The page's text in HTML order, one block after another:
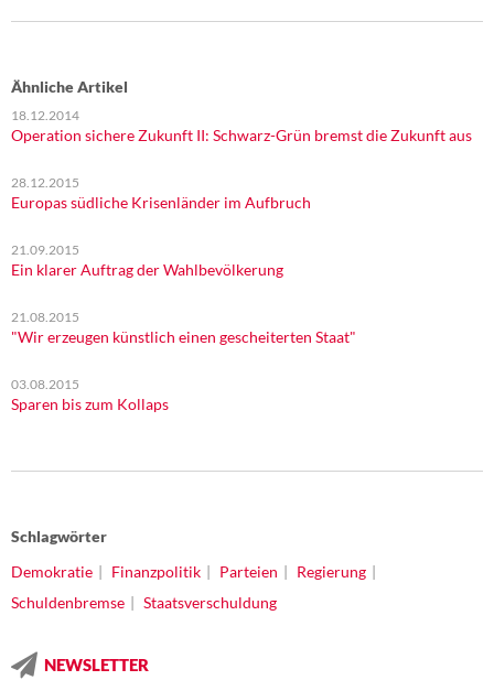
Ähnliche Artikel
18.12.2014
Operation sichere Zukunft II: Schwarz-Grün bremst die Zukunft aus
28.12.2015
Europas südliche Krisenländer im Aufbruch
21.09.2015
Ein klarer Auftrag der Wahlbevölkerung
21.08.2015
"Wir erzeugen künstlich einen gescheiterten Staat"
03.08.2015
Sparen bis zum Kollaps
Schlagwörter
Demokratie
Finanzpolitik Parteien
Regierung
Schuldenbremse
Staatsverschuldung
NEWSLETTER